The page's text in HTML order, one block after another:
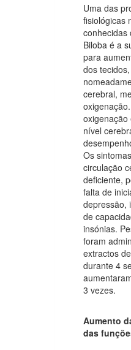
Uma das
fisiológicas
conhecidas
Biloba é a
para
dos tecidos,
cerebral,
oxigenação
nível
Os
circulação
deficiente,
falta de
depressão,
de
insónias.
foram
extractos
durante 4
3 vezes.
Aumento
das